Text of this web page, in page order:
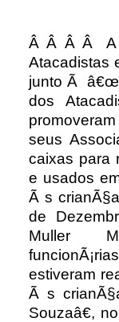
Â Â Â Â A
Atacadistas
junto Ã
dos
seus
caixas para
e usados
Ã s
de
Muller
estiveram
Ã s
Souzaâ€,